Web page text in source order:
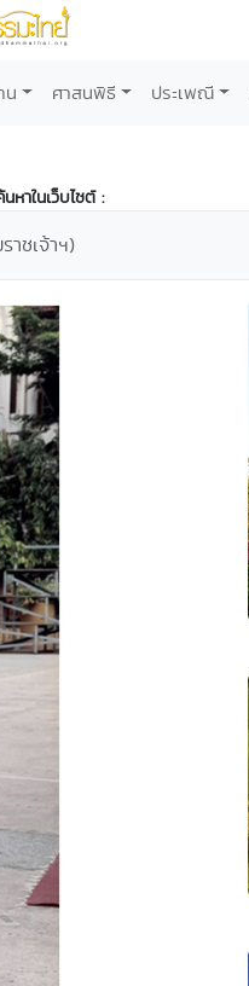
น ศาสนพิธี ประเพณี
นหาในเว็บไซต์ :
ชเจ้าฯ)